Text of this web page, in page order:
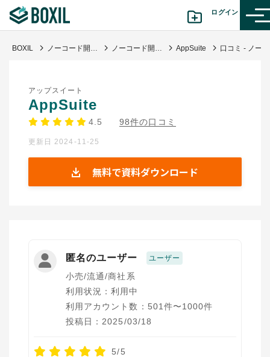
ログイン
診断から探す(β版)
BOXILの使い方ガイド 情報掲載をご希望の方へ
BOXIL ノーコード開発ツール比較35選！使用するメリット・失敗しない選び方 ノーコード開発・ローコード開発 AppSuite
アップスイート
AppSuite
4.5 98件の口コミ
更新日 2024-11-25
無料で資料ダウンロード
匿名のユーザー ユーザー
小売/流通/商社系
利用状況：利用中
利用アカウント数：501件〜1000件
投稿日：2025/03/18
5/5